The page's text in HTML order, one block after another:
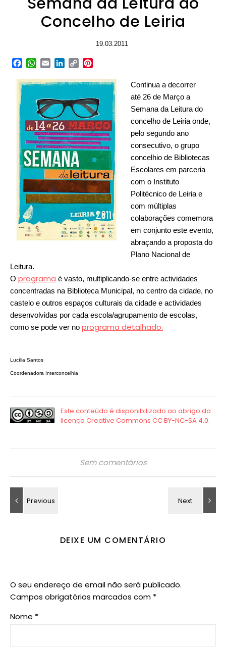
Concelho de Leiria
19.03.2011
Facebook
WhatsApp
EmailLinkedIn
Copy
Continua a decorrer
até 26 de Março a
Semana da Leitura do
concelho de Leiria onde,
pelo segundo ano
consecutivo, o grupo
concelhio de Bibliotecas
Escolares em parceria
com o Instituto
Politécnico de Leiria e
com múltiplas
colaborações comemora
em conjunto este evento,
abraçando a proposta do
Plano Nacional de
Leitura.
O programa é vasto, multiplicando-se entre actividades
concentradas na Biblioteca Municipal, no centro da cidade, no
castelo e outros espaços culturais da cidade e actividades
desenvolvidas por cada escola/agrupamento de escolas,
como se pode ver no programa detalhado.
Lucília Santos
Coordenadora Interconcelhia
Sem comentários
DEIXE UM COMENTÁRIO
O seu endereço de email não será publicado.
Campos obrigatórios marcados com *
Nome *